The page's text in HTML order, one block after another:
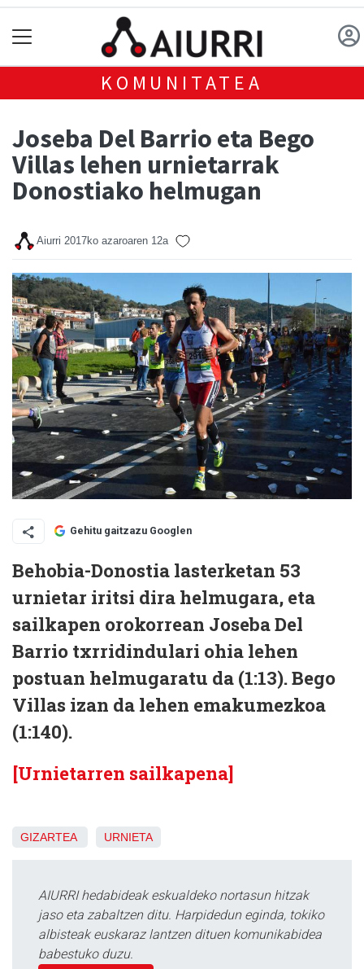
KOMUNITATEA
Joseba Del Barrio eta Bego
Villas lehen urnietarrak
Donostiako helmugan
Aiurri 2017ko azaroaren 12a
Gehitu gaitzazu Googlen
Behobia-Donostia lasterketan 53
urnietar iritsi dira helmugara, eta
sailkapen orokorrean Joseba Del
Barrio txrridindulari ohia lehen
postuan helmugaratu da (1:13). Bego
Villas izan da lehen emakumezkoa
(1:140).
[Urnietarren sailkapena]
GIZARTEA URNIETA
AIURRI hedabideak eskualdeko nortasun hitzak
jaso eta zabaltzen ditu. Harpidedun eginda, tokiko
albisteak euskaraz lantzen dituen komunikabidea
babestuko duzu.